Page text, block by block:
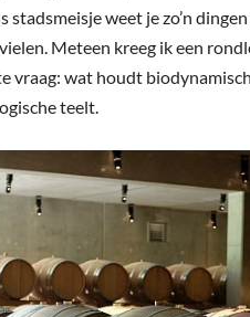
stadsmeisje weet je zo’n
Meteen kreeg ik een
vraag: wat houdt
teelt.